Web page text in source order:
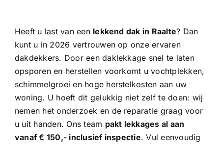
Heeft u last van een lekkend dak in Raalte? Dan
kunt u in 2026 vertrouwen op onzeervaren
dakdekkers. Door een daklekkage snel te laten
opsporen en herstellen voorkomt u vochtplekken,
schimmelgroei en hoge herstelkosten aan uw
woning. U hoeft dit gelukkig niet zelf te doen: wij
nemen het onderzoek en de reparatie graag voor
u uit handen. Ons team pakt lekkages al aan
vanaf € 150,- inclusief inspectie. Vul eenvoudig